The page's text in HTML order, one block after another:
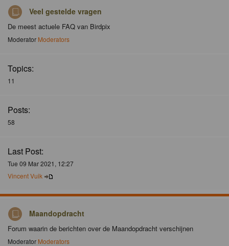
Veel gestelde vragen
De meest actuele FAQ van Birdpix
Moderator Moderators
Topics:
11
Posts:
58
Last Post:
Tue 09 Mar 2021, 12:27
Vincent Vuik
Maandopdracht
Forum waarin de berichten over de Maandopdracht verschijnen
Moderator Moderators